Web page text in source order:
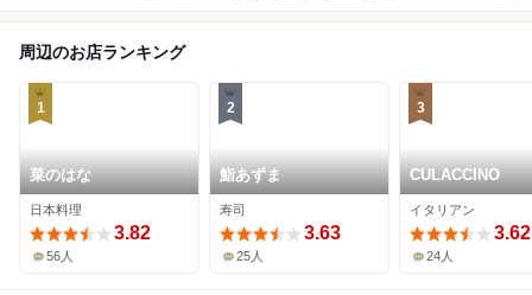
周辺のお店ランキング
1
菜のはな
日本料理
3.82
56人
2
鮨あずま
寿司
3.63
25人
3
CULACCINO
イタリアン
3.62
24人